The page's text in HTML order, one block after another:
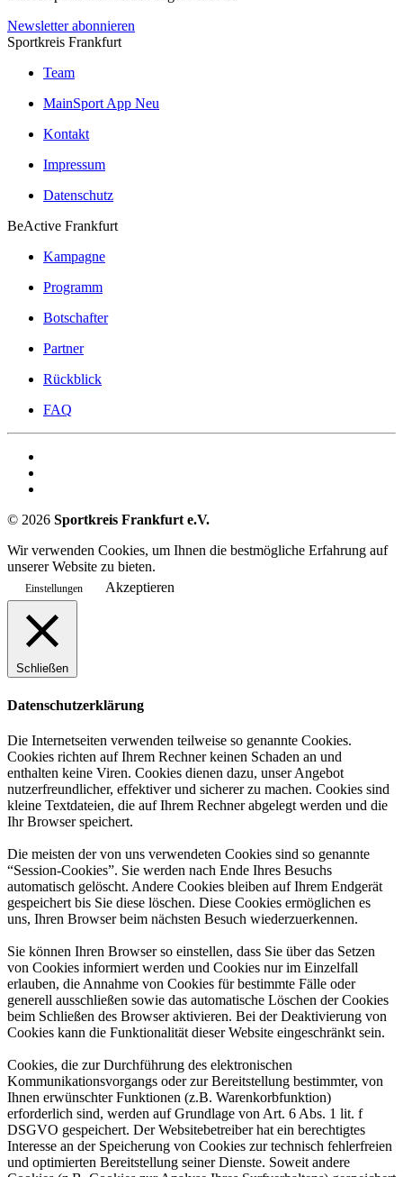
Newsletter abonnieren
Sportkreis Frankfurt
Team
MainSport App Neu
Kontakt
Impressum
Datenschutz
BeActive Frankfurt
Kampagne
Programm
Botschafter
Partner
Rückblick
FAQ
© 2026 Sportkreis Frankfurt e.V.
Wir verwenden Cookies, um Ihnen die bestmögliche Erfahrung auf
unserer Website zu bieten.
Einstellungen Akzeptieren
Schließen
Datenschutzerklärung
Die Internetseiten verwenden teilweise so genannte Cookies.
Cookies richten auf Ihrem Rechner keinen Schaden an und
enthalten keine Viren. Cookies dienen dazu, unser Angebot
nutzerfreundlicher, effektiver und sicherer zu machen. Cookies sind
kleine Textdateien, die auf Ihrem Rechner abgelegt werden und die
Ihr Browser speichert.
Die meisten der von uns verwendeten Cookies sind so genannte
“Session-Cookies”. Sie werden nach Ende Ihres Besuchs
automatisch gelöscht. Andere Cookies bleiben auf Ihrem Endgerät
gespeichert bis Sie diese löschen. Diese Cookies ermöglichen es
uns, Ihren Browser beim nächsten Besuch wiederzuerkennen.
Sie können Ihren Browser so einstellen, dass Sie über das Setzen
von Cookies informiert werden und Cookies nur im Einzelfall
erlauben, die Annahme von Cookies für bestimmte Fälle oder
generell ausschließen sowie das automatische Löschen der Cookies
beim Schließen des Browser aktivieren. Bei der Deaktivierung von
Cookies kann die Funktionalität dieser Website eingeschränkt sein.
Cookies, die zur Durchführung des elektronischen
Kommunikationsvorgangs oder zur Bereitstellung bestimmter, von
Ihnen erwünschter Funktionen (z.B. Warenkorbfunktion)
erforderlich sind, werden auf Grundlage von Art. 6 Abs. 1 lit. f
DSGVO gespeichert. Der Websitebetreiber hat ein berechtigtes
Interesse an der Speicherung von Cookies zur technisch fehlerfreien
und optimierten Bereitstellung seiner Dienste. Soweit andere